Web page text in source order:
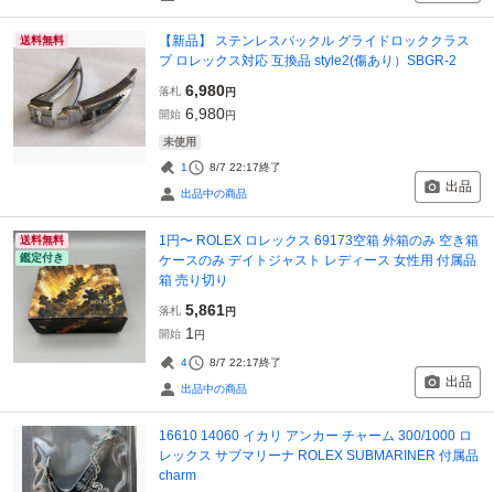
送料無料
【新品】 ステンレスバックル グライドロッククラス
プ ロレックス対応 互換品 style2(傷あり）SBGR-2
落札 6,980円
開始 6,980円
未使用
1 8/7 22:17終了
出品中の商品 出品
送料無料
鑑定付き
1円〜 ROLEX ロレックス 69173空箱 外箱のみ 空き箱
ケースのみ デイトジャスト レディース 女性用 付属品
箱 売り切り
落札 5,861円
開始 1 円
4 8/7 22:17終了
出品中の商品 出品
16610 14060 イカリ アンカー チャーム 300/1000 ロ
レックス サブマリーナ ROLEX SUBMARINER 付属品
charm